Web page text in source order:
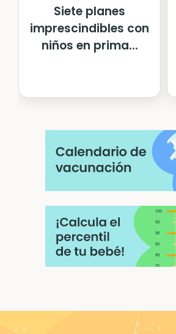
Siete planes
imprescindibles con
niños en prima...